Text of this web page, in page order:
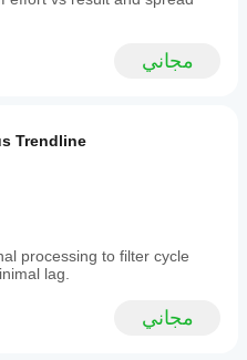
يرجى ترك تعليق في
مجاني
Trendline
processing to filter cycle
lag.
مجاني